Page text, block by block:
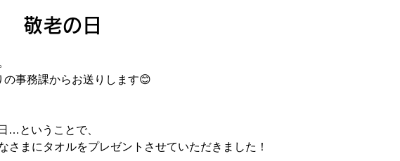
敬老の日
事務課からお送りします😊
…ということで、
さまにタオルをプレゼントさせていただきました！